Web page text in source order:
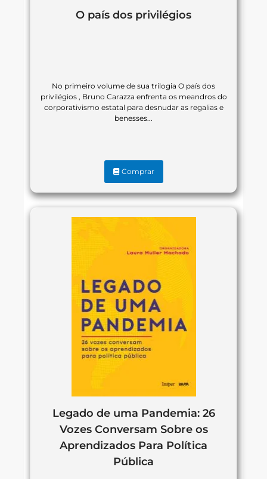
O país dos privilégios
No primeiro volume de sua trilogia O país dos
privilégios , Bruno Carazza enfrenta os meandros do
corporativismo estatal para desnudar as regalias e
benesses...
Comprar
Legado de uma Pandemia: 26
Vozes Conversam Sobre os
Aprendizados Para Política
Pública